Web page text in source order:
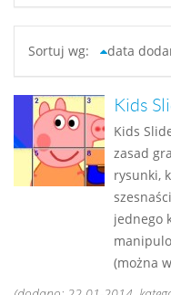
Sortuj wg: data
Kids
Kids
zasad
rysunki,
jednego
(można